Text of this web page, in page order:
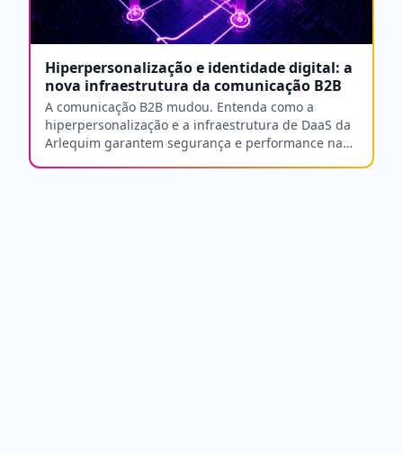
Hiperpersonalização e identidade digital: a
nova infraestrutura da comunicação B2B
A comunicação B2B mudou. Entenda como a
hiperpersonalização e a infraestrutura de DaaS da
Arlequim garantem segurança e performance na